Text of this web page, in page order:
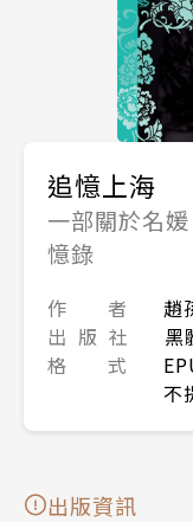
追憶上海
一部關於名
憶錄
作 者
趙
出 版 社
黑
格 式
不
出版資訊